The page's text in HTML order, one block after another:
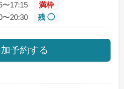
〜17:15
満枠
〜20:30 残 ◯
予約する